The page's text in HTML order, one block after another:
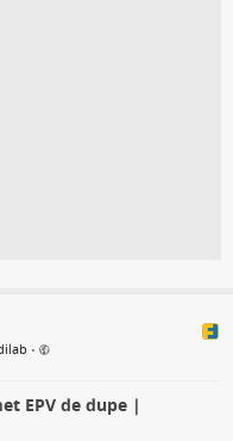
•
EPV de dupe |